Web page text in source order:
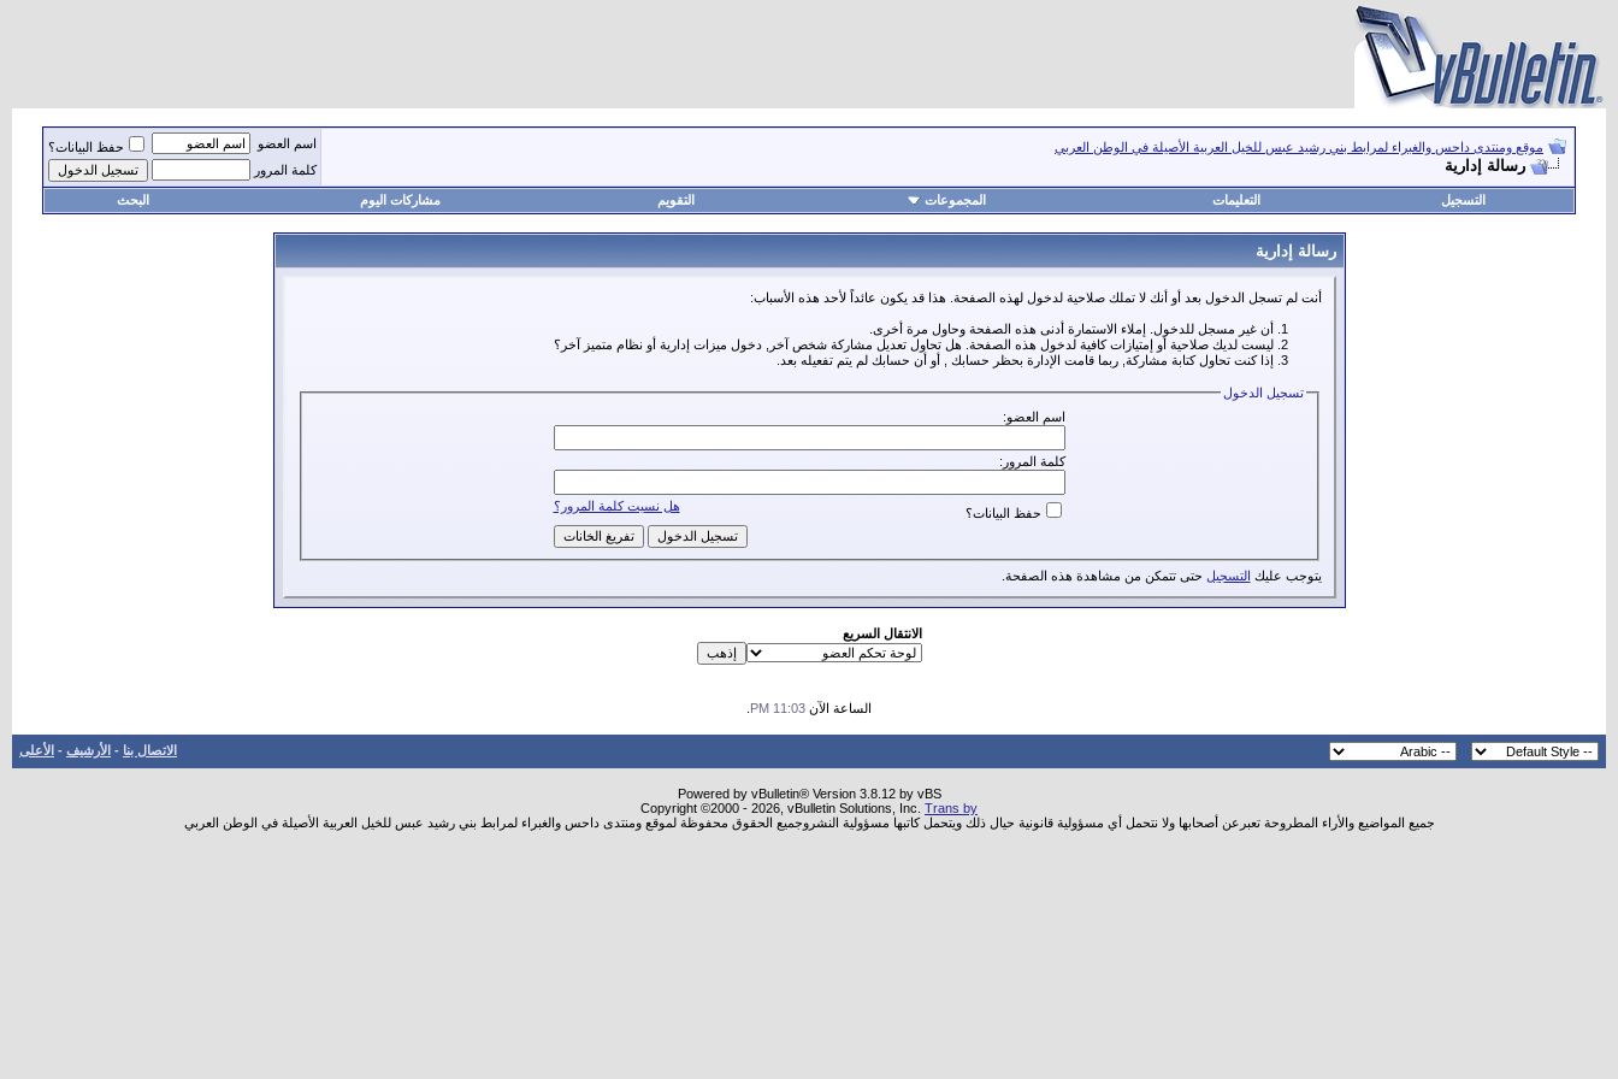
موقع ومنتدى داحس والغبراء لمرابط بني رشيد عبس للخيل العربية الأصيلة في الوطن العربي
رسالة إدارية
اسم العضو
حفظ البيانات؟
كلمة المرور
التسجيل التعليمات المجموعات التقويم مشاركات اليوم البحث
رسالة إدارية
أنت لم تسجل الدخول بعد أو أنك لا تملك صلاحية لدخول لهذه الصفحة. هذا قد يكون عائداً لأحد هذه الأسباب:
أن غير مسجل للدخول. إملاء الاستمارة أدنى هذه الصفحة وحاول مرة أخرى.
ليست لديك صلاحية أو إمتيازات كافية لدخول هذه الصفحة. هل تحاول تعديل مشاركة شخص آخر, دخول ميزات إدارية أو نظام متميز آخر؟
إذا كنت تحاول كتابة مشاركة, ربما قامت الإدارة بحظر حسابك , أو أن حسابك لم يتم تفعيله بعد.
تسجيل الدخول
اسم العضو:
كلمة المرور:
هل نسيت كلمة المرور؟ حفظ البيانات؟
يتوجب عليك التسجيل حتى تتمكن من مشاهدة هذه الصفحة.
الانتقال السريع
الساعة الآن 11:03 PM
الاتصال بنا - الأرشيف - الأعلى
Powered by vBulletin® Version 3.8.12 by vBS
Copyright ©2000 - 2026, vBulletin Solutions, Inc. Trans by
جميع المواضيع والأراء المطروحة تعبرعن أصحابها ولا نتحمل أي مسؤولية قانونية حيال ذلك ويتحمل كاتبها مسؤولية النشروجميع الحقوق محفوظة لموقع ومنتدى داحس والغبراء لمرابط بني رشيد عبس للخيل العربية الأصيلة في الوطن العربي